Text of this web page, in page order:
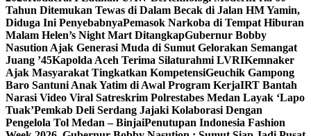
Tahun Ditemukan Tewas di Dalam Becak di Jalan HM Yamin,
Diduga Ini PenyebabnyaPemasok Narkoba di Tempat Hiburan
Malam Helen’s Night Mart DitangkapGubernur Bobby
Nasution Ajak Generasi Muda di Sumut Gelorakan Semangat
Juang ’45Kapolda Aceh Terima Silaturahmi LVRIKemnaker
Ajak Masyarakat Tingkatkan KompetensiGeuchik Gampong
Baro Santuni Anak Yatim di Awal Program KerjaIRT Bantah
Narasi Video Viral Satreskrim Polrestabes Medan Layak ‘Lapo
Tuak’Pemkab Deli Serdang Jajaki Kolaborasi Dengan
Pengelola Tol Medan – BinjaiPenutupan Indonesia Fashion